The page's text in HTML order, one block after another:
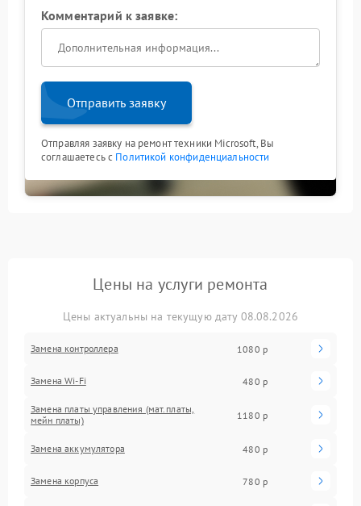
Комментарий к заявке:
Отправить заявку
Отправляя заявку на ремонт техники Microsoft, Вы
соглашаетесь с Политикой конфиденциальности
Цены на услуги ремонта
Цены актуальны на текущую дату 08.08.2026
Замена контроллера 1080 р
Замена Wi-Fi 480 р
Замена платы управления (мат.платы,
мейн платы)
1180 р
Замена аккумулятора 480 р
Замена корпуса 780 р